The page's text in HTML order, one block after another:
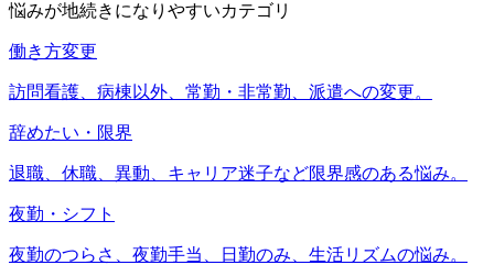
悩みが地続きになりやすいカテゴリ
働き方変更
訪問看護、病棟以外、常勤・非常勤、派遣への変更。
辞めたい・限界
退職、休職、異動、キャリア迷子など限界感のある悩み。
夜勤・シフト
夜勤のつらさ、夜勤手当、日勤のみ、生活リズムの悩み。